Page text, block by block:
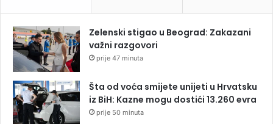
Zelenski stigao u Beograd: Zakazani
važni razgovori
prije 47 minuta
Šta od voća smijete unijeti u Hrvatsku
iz BiH: Kazne mogu dostići 13.260 evra
prije 50 minuta